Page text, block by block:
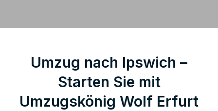
Umzug nach Ipswich –
Starten Sie mit
Umzugskönig Wolf Erfurt